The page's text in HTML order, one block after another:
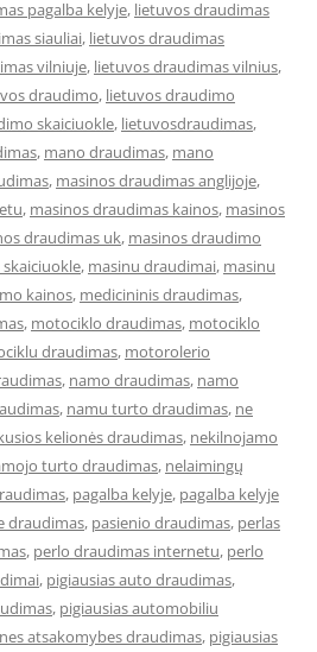
pagalba kelyje, lietuvos draudimas
siauliai, lietuvos draudimas
vilniuje, lietuvos draudimas vilnius,
draudimo, lietuvos draudimo
skaiciuokle, lietuvosdraudimas,
, mano draudimas, mano
, masinos draudimas anglijoje,
, masinos draudimas kainos, masinos
draudimas uk, masinos draudimo
, masinu draudimai, masinu
kainos, medicininis draudimas,
, motociklo draudimas, motociklo
draudimas, motorolerio
, namo draudimas, namo
, namu turto draudimas, ne
kelionės draudimas, nekilnojamo
turto draudimas, nelaimingų
, pagalba kelyje, pagalba kelyje
draudimas, pasienio draudimas, perlas
, perlo draudimas internetu, perlo
, pigiausias auto draudimas,
, pigiausias automobiliu
atsakomybes draudimas, pigiausias